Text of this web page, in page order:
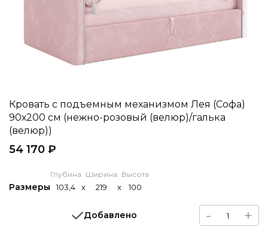
Кровать с подъемным механизмом Лея (Софа)
90х200 см (нежно-розовый (велюр)/галька
(велюр))
54 170 ₽
Размеры
Глубина
103,4 x
Ширина
219 x
Высота
100
Добавлено - +